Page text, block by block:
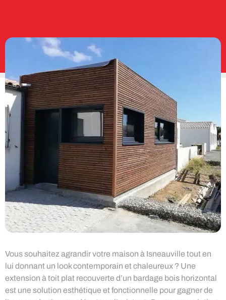
Vous souhaitez agrandir votre maison à Isneauville tout en
lui donnant un look contemporain et chaleureux ? Une
extension à toit plat recouverte d’un bardage bois horizontal
est une solution esthétique et fonctionnelle pour gagner de